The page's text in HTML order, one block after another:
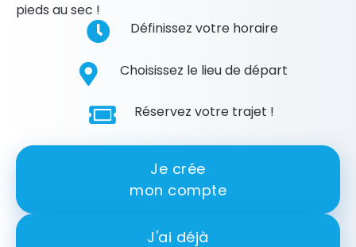
pieds au sec !
Définissez votre horaire
Choisissez le lieu de départ
Réservez votre trajet !
Je crée
mon compte
J'ai déjà